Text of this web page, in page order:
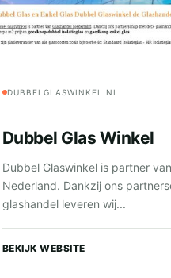
DUBBELGLASWINKEL.NL
Dubbel Glas Winkel
Dubbel Glaswinkel is partner
Nederland. Dankzij ons
glashandel leveren wij...
BEKIJK WEBSITE